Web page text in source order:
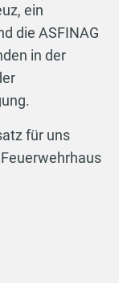
ein
die ASFINAG
in der
für uns